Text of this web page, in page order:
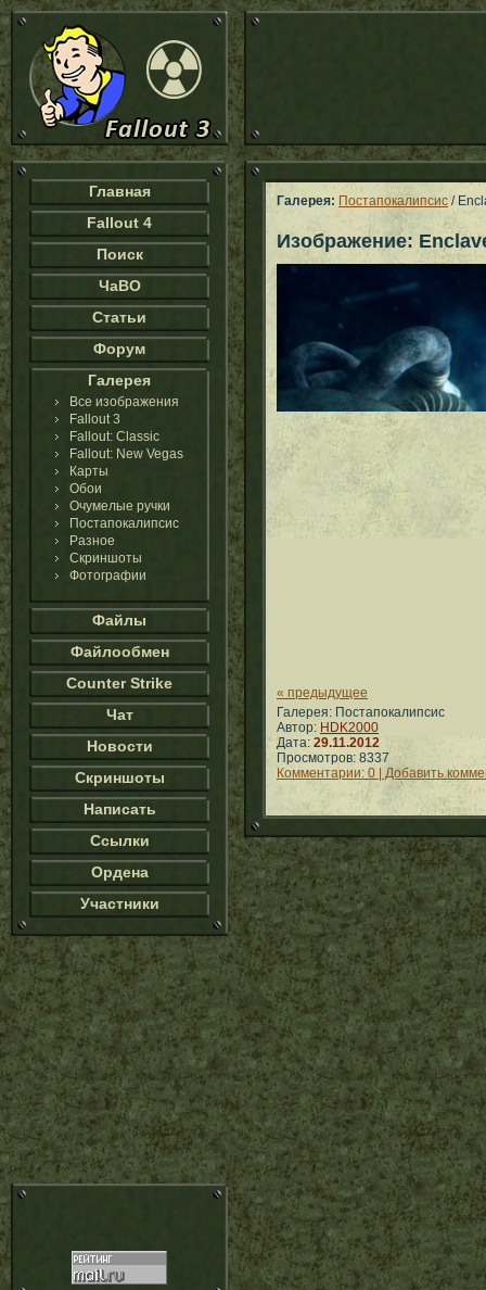
Главная
Fallout 4
Поиск
ЧаВО
Статьи
Форум
Галерея
Все изображения
Fallout 3
Fallout: Classic
Fallout: New Vegas
Карты
Обои
Очумелые ручки
Постапокалипсис
Разное
Скриншоты
Фотографии
Файлы
Файлообмен
Counter Strike
Чат
Новости
Скриншоты
Написать
Ссылки
Ордена
Участники
Галерея: Постапокалипсис /
Изображение:
« предыдущее
Галерея: Постапокалипсис
Автор: HDK2000
Дата: 29.11.2012
Просмотров: 8337
Комментарии: 0 | Добавить